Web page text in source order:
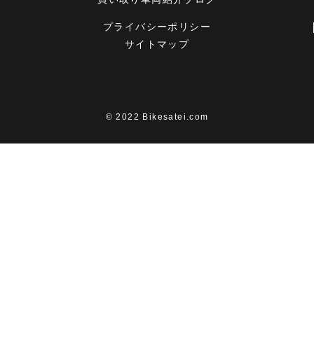
プライバシーポリシー
サイトマップ
© 2022 Bikesatei.com